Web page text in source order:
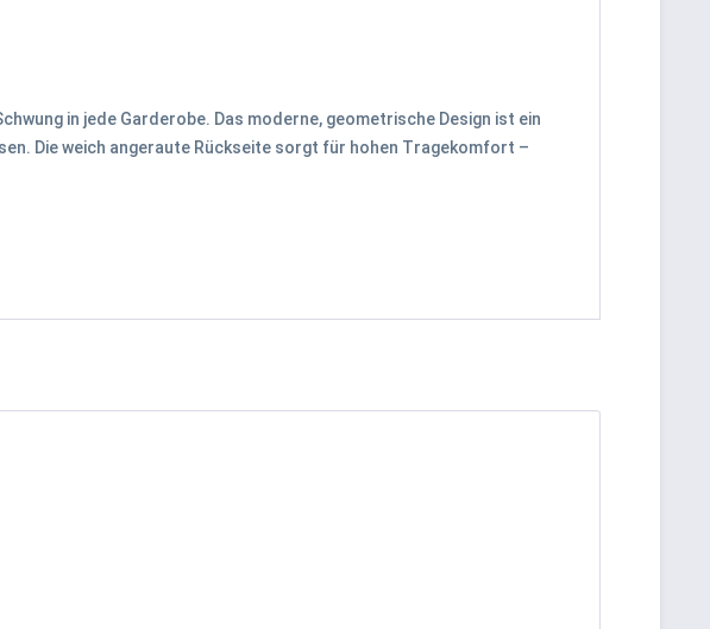
in jede Garderobe. Das moderne, geometrische Design ist ein
Die weich angeraute Rückseite sorgt für hohen Tragekomfort –